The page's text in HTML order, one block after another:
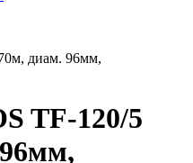
диам. 96мм,
TF-120/5